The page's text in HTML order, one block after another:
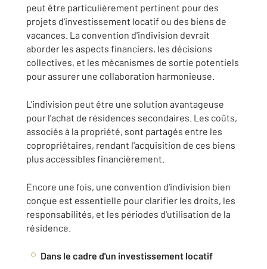
peut être particulièrement pertinent pour des
projets d'investissement locatif ou des biens de
vacances. La convention d'indivision devrait
aborder les aspects financiers, les décisions
collectives, et les mécanismes de sortie potentiels
pour assurer une collaboration harmonieuse.
L'indivision peut être une solution avantageuse
pour l'achat de résidences secondaires. Les coûts,
associés à la propriété, sont partagés entre les
copropriétaires, rendant l'acquisition de ces biens
plus accessibles financièrement.
Encore une fois, une convention d'indivision bien
conçue est essentielle pour clarifier les droits, les
responsabilités, et les périodes d'utilisation de la
résidence.
Dans le cadre d'un investissement locatif